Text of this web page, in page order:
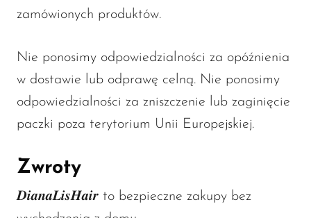
zamówionych produktów.
Nie ponosimy odpowiedzialności za opóźnienia
w dostawie lub odprawę celną. Nie ponosimy
odpowiedzialności za zniszczenie lub zaginięcie
paczki poza terytorium Unii Europejskiej.
Zwroty
𝑫𝒊𝒂𝒏𝒂𝑳𝒊𝒔𝑯𝒂𝒊𝒓 to bezpieczne zakupy bez